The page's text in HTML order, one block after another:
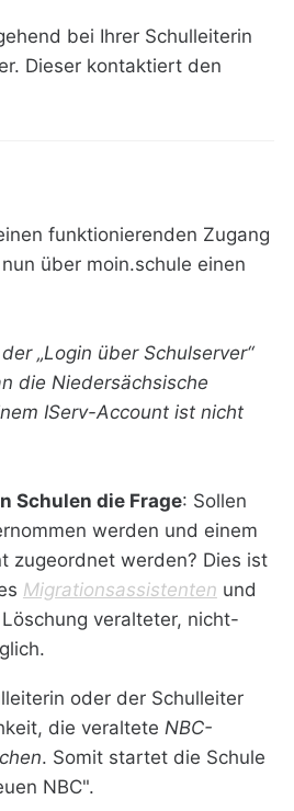
bei Ihrer Schulleiterin
Dieser kontaktiert den
funktionierenden Zugang
über moin.schule einen
„Login über Schulserver“
die Niedersächsische
IServ-Account ist nicht
Schulen die Frage: Sollen
werden und einem
zugeordnet werden? Dies ist
Migrationsassistenten und
veralteter, nicht-
oder der Schulleiter
die veraltete NBC-
. Somit startet die Schule
NBC".